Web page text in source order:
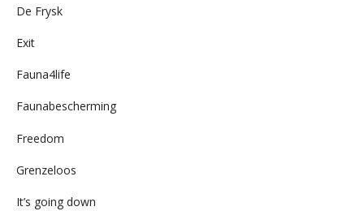
De Frysk
Exit
Fauna4life
Faunabescherming
Freedom
Grenzeloos
It’s going down